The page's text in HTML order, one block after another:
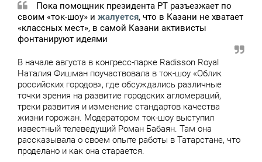
Пока помощник президента РТ разъезжает по
своим «ток-шоу» и жалуется, что в Казани не хватает
«классных мест», в самой Казани активисты
фонтанируют идеями
В начале августа в конгресс-парке Radisson Royal
Наталия Фишман поучаствовала в ток-шоу «Облик
российских городов», где обсуждались различные
точки зрения на развитие городских агломераций,
треки развития и изменение стандартов качества
жизни горожан. Модератором ток-шоу выступил
известный телеведущий Роман Бабаян. Там она
рассказывала о своем опыте работы в Татарстане, что
проделано и как она старается.